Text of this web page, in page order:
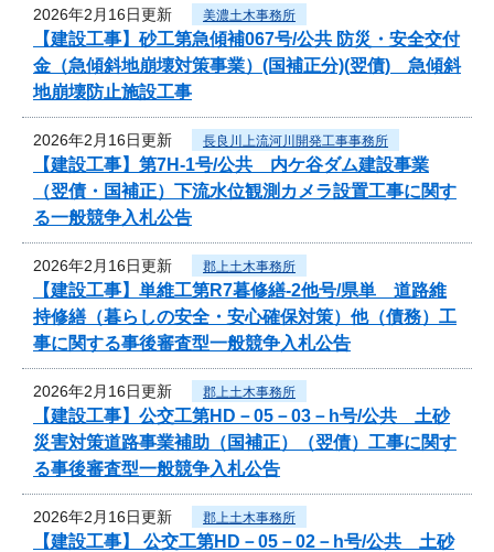
2026年2月16日更新 美濃土木事務所
【建設工事】砂工第急傾補067号/公共 防災・安全交付
金（急傾斜地崩壊対策事業）(国補正分)(翌債) 急傾斜
地崩壊防止施設工事
2026年2月16日更新 長良川上流河川開発工事事務所
【建設工事】第7H-1号/公共 内ケ谷ダム建設事業
（翌債・国補正）下流水位観測カメラ設置工事に関す
る一般競争入札公告
2026年2月16日更新 郡上土木事務所
【建設工事】単維工第R7暮修繕-2他号/県単 道路維
持修繕（暮らしの安全・安心確保対策）他（債務）工
事に関する事後審査型一般競争入札公告
2026年2月16日更新 郡上土木事務所
【建設工事】公交工第HD－05－03－h号/公共 土砂
災害対策道路事業補助（国補正）（翌債）工事に関す
る事後審査型一般競争入札公告
2026年2月16日更新 郡上土木事務所
【建設工事】 公交工第HD－05－02－h号/公共 土砂